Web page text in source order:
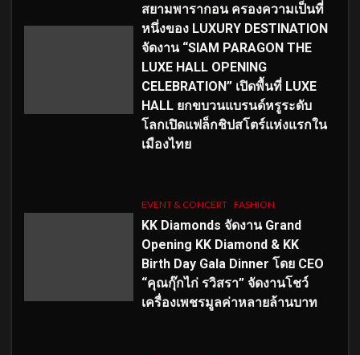
สยามพารากอน ครองความเป็นที่
หนึ่งของ LUXURY DESTINATION
จัดงาน “SIAM PARAGON THE
LUXE HALL OPENING
CELEBRATION” เปิดพื้นที่ LUXE
HALL ยกขบวนแบรนด์หรูระดับ
โลกเปิดแฟล็กชิปสโตร์แห่งแรกใน
เมืองไทย
EVENT & CONCERT FASHION
KK Diamonds จัดงาน Grand
Opening KK Diamond & KK
Birth Day Gala Dinner โดย CEO
“คุณกุ๊กไก่ รวิสรา” จัดงานโชว์
เครื่องเพชรมูลค่าหลายล้านบาท